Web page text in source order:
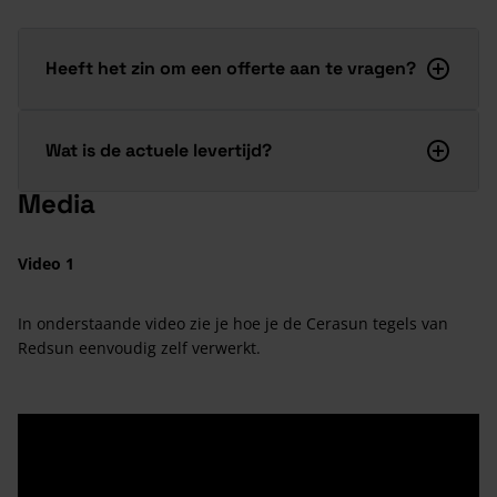
Heeft het zin om een offerte aan te vragen?
Wat is de actuele levertijd?
Media
Video 1
In onderstaande video zie je hoe je de Cerasun tegels van
Redsun eenvoudig zelf verwerkt.